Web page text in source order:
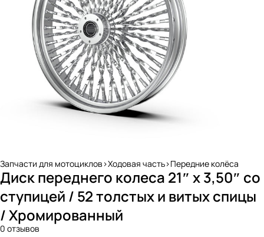
Запчасти для мотоциклов>Ходовая часть>Передние колёса
Диск переднего колеса 21″ x 3,50″ со
ступицей / 52 толстых и витых спицы
/ Хромированный
0 отзывов